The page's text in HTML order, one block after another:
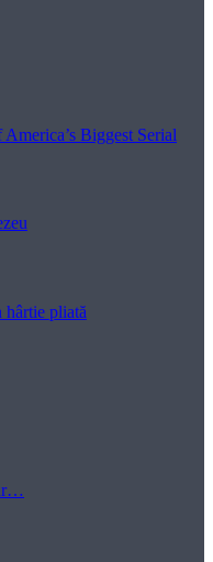
Biggest Serial
hârtie pliată